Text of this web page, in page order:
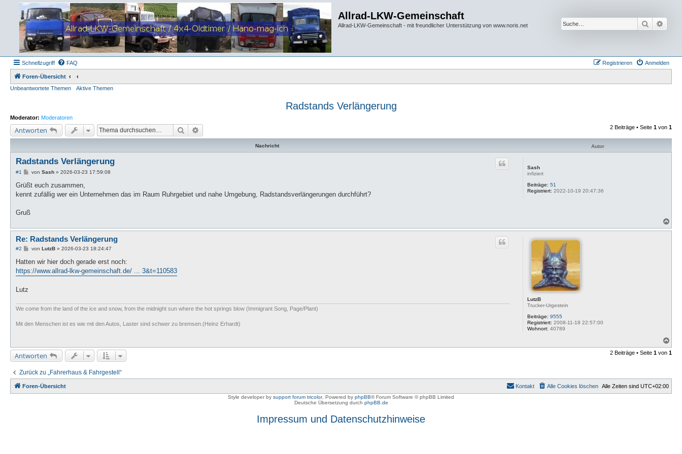
Allrad-LKW-Gemeinschaft
Allrad-LKW-Gemeinschaft - mit freundlicher Unterstützung von www.noris.net Suche
Schnellzugriff FAQ Anmelden
Registrieren
Foren-Übersicht
Unbeantwortete Themen
Aktive Themen
Radstands Verlängerung
Moderator: Moderatoren
Antworten Suche 2 Beiträge • Seite 1 von 1
Nachricht Autor
Sash
infiziert
Beiträge: 51
Registriert: 2022-10-19 20:47:36
Radstands Verlängerung
#1
B
i
r
von Sash» 2026-03-23 17:59:08
Grüßt euch zusammen,
kennt zufällig wer ein Unternehmen das im Raum Ruhrgebiet und nahe Umgebung, Radstandsverlängerungen durchführt?
Gruß
a
LutzB
Trucker-Urgestein
Beiträge: 9555
Registriert: 2008-11-18 22:57:00
Wohnort: 40789
Re: Radstands Verlängerung
#2
B
i
r
von LutzB» 2026-03-23 18:24:47
Hatten wir hier doch gerade erst noch:
https://www.allrad-lkw-gemeinschaft.de/ ... 3&t=110583
Lutz
We come from the land of the ice and snow, from the midnight sun where the hot springs blow (Immigrant Song, Page/Plant)
Mit den Menschen ist es wie mit den Autos, Laster sind schwer zu bremsen.(Heinz Erhardt)
a
c
Antworten 2 Beiträge • Seite 1 von 1
Zurück zu „Fahrerhaus & Fahrgestell“
Foren-Übersicht Alle Zeiten sind UTC+02:00
Alle Cookies löschen
Kontakt
Style developer by support forum tricolor, Powered by phpBB® Forum Software © phpBB Limited
Deutsche Übersetzung durch phpBB.de
Impressum und Datenschutzhinweise